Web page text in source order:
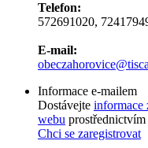
Telefon:
572691020,
E-mail:
Informace e-mailem
Dostávejte informace
webu prostřednictvím
Chci se zaregistrovat